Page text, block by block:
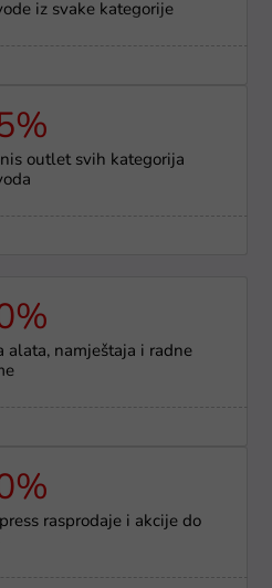
iz svake kategorije
outlet svih kategorija
alata, namještaja i radne
rasprodaje i akcije do